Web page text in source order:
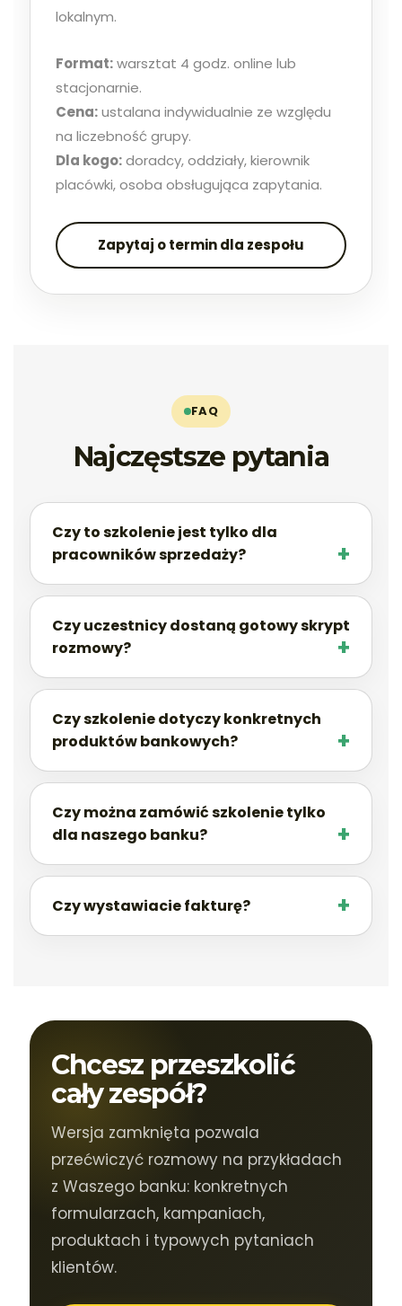
lokalnym.
Format:warsztat 4 godz. online lub
stacjonarnie.
Cena:ustalana indywidualnie ze względu
na liczebność grupy.
Dla kogo:doradcy, oddziały, kierownik
placówki, osoba obsługująca zapytania.
Zapytaj o termin dla zespołu
FAQ
Najczęstsze pytania
Czy to szkolenie jest tylko dla
pracowników sprzedaży?
Czy uczestnicy dostaną gotowy skrypt
rozmowy?
Czy szkolenie dotyczy konkretnych
produktów bankowych?
Czy można zamówić szkolenie tylko
dla naszego banku?
Czy wystawiacie fakturę?
Chcesz przeszkolić
cały zespół?
Wersja zamknięta pozwala
przećwiczyć rozmowy na przykładach
z Waszego banku: konkretnych
formularzach, kampaniach,
produktach i typowych pytaniach
klientów.